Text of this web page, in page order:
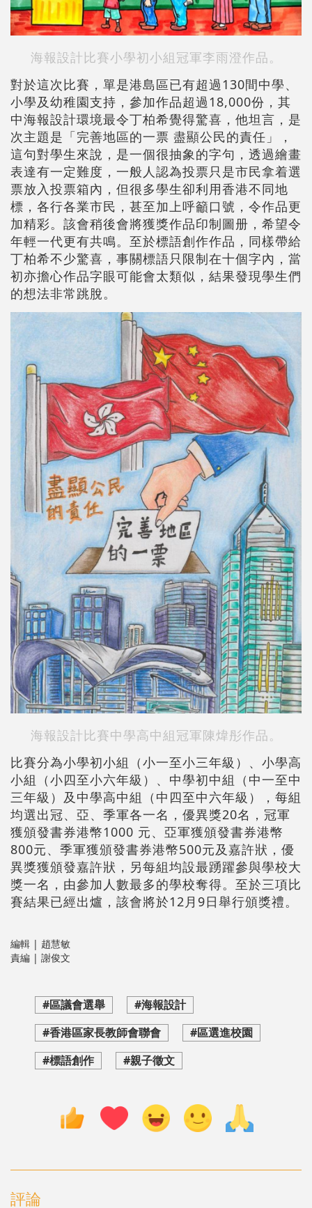
海報設計比賽小學初小組冠軍李雨澄作品。
對於這次比賽，單是港島區已有超過130間中學、
小學及幼稚園支持，參加作品超過18,000份，其
中海報設計環境最令丁柏希覺得驚喜，他坦言，是
次主題是「完善地區的一票 盡顯公民的責任」，
這句對學生來說，是一個很抽象的字句，透過繪畫
表達有一定難度，一般人認為投票只是市民拿着選
票放入投票箱內，但很多學生卻利用香港不同地
標，各行各業市民，甚至加上呼籲口號，令作品更
加精彩。該會稍後會將獲獎作品印制圖册，希望令
年輕一代更有共鳴。至於標語創作作品，同樣帶給
丁柏希不少驚喜，事關標語只限制在十個字內，當
初亦擔心作品字眼可能會太類似，結果發現學生們
的想法非常跳脫。
海報設計比賽中學高中組冠軍陳煒彤作品。
比賽分為小學初小組（小一至小三年級）、小學高
小組（小四至小六年級）、中學初中組（中一至中
三年級）及中學高中組（中四至中六年級），每組
均選出冠、亞、季軍各一名，優異獎20名，冠軍
獲頒發書券港幣1000 元、亞軍獲頒發書券港幣
800元、季軍獲頒發書券港幣500元及嘉許狀，優
異獎獲頒發嘉許狀，另每組均設最踴躍參與學校大
獎一名，由參加人數最多的學校奪得。至於三項比
賽結果已經出爐，該會將於12月9日舉行頒獎禮。
編輯 | 趙慧敏
責編 | 謝俊文
#區議會選舉
#海報設計
#香港區家長教師會聯會
#區選進校園
#標語創作
#親子徵文
評論